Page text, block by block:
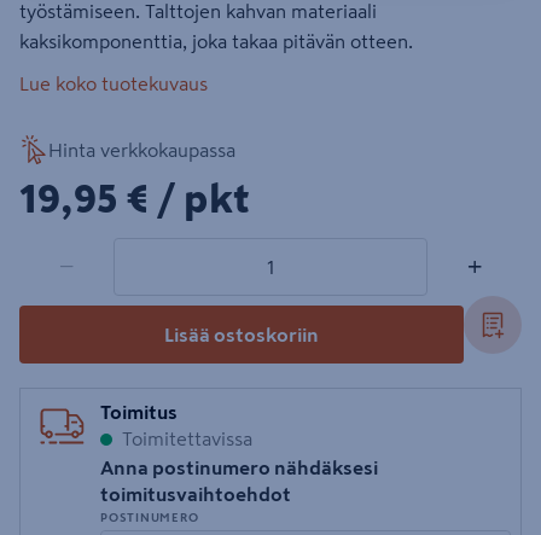
työstämiseen. Talttojen kahvan materiaali
kaksikomponenttia, joka takaa pitävän otteen.
Lue koko tuotekuvaus
Hinta verkkokaupassa
19,95€/pkt
19,95 € / pkt
− +
Lisää ostoskoriin
Toimitus
Toimitettavissa
Anna postinumero nähdäksesi
toimitusvaihtoehdot
POSTINUMERO